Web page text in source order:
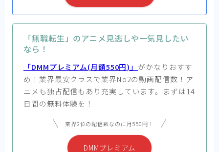
「無職転生」のアニメ見逃しや一気見したい
なら！
「DMMプレミアム(月額550円)」 がかなりおすす
め！業界最安クラスで業界No2の動画配信数！ア
ニメも独占配信もあり充実しています。まずは14
日間の無料体験を！
業界2位の配信数なのに月550円！
DMMプレミアム